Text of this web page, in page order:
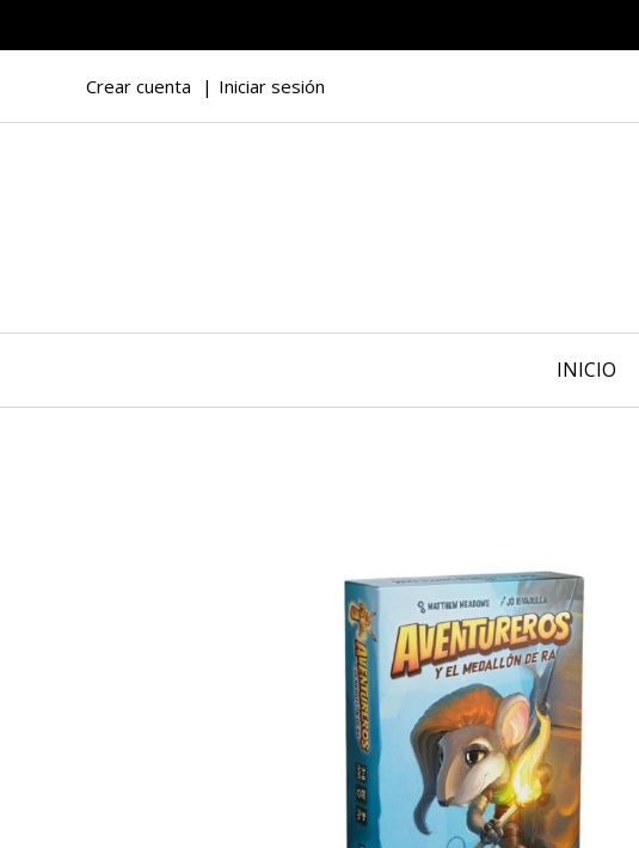
Crear cuenta Iniciar sesión
INICIO